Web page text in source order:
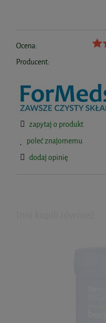
Ocena:
Producent:
zapytaj o produkt
poleć znajomemu
dodaj opinię